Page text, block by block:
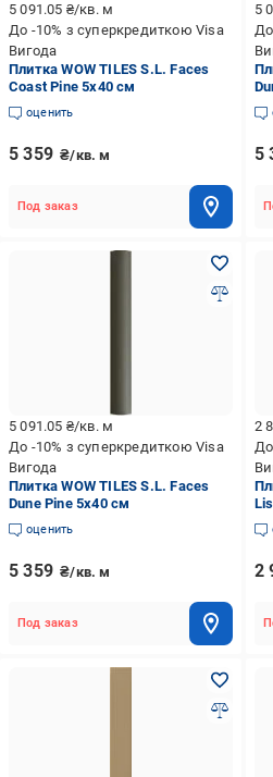
5 091.05 ₴/кв. м
До -10% з суперкредиткою Visa
Вигода
Плитка WOW TILES S.L. Faces
Coast Pine 5x40 см
оценить
5 359 ₴/кв. м
Под заказ
5
5
5 091.05 ₴/кв. м
До -10% з суперкредиткою Visa
Вигода
Плитка WOW TILES S.L. Faces
Dune Pine 5x40 см
оценить
5 359 ₴/кв. м
Под заказ
2
2